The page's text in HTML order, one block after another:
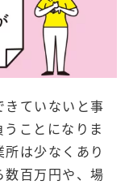
きていないと事
ことになりま
は少なくあり
数百万円や、場